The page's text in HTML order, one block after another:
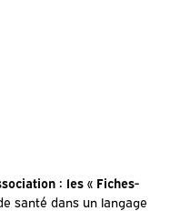
: les « Fiches-
santé dans un langage